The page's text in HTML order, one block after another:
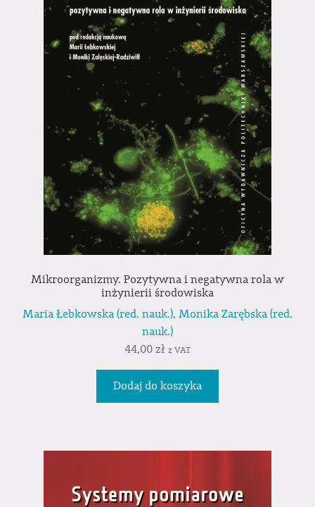
Mikroorganizmy. Pozytywna i negatywna rola w
inżynierii środowiska
Maria Łebkowska (red. nauk.), Monika Zarębska (red.
nauk.)
44,00 zł z VAT
Dodaj do koszyka